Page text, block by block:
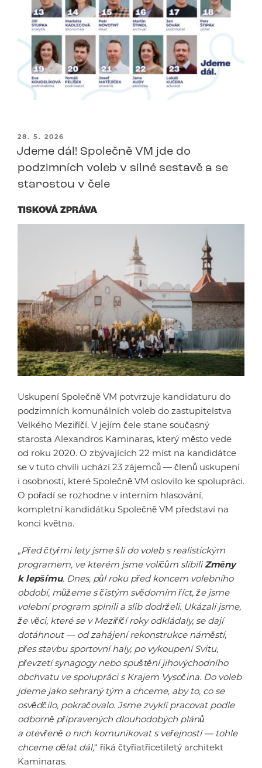
PUBLIKOVÁNO
28. 5. 2026
Jdeme dál! Společně VM jde do
podzimních voleb v silné sestavě a se
starostou v čele
TISKOVÁ ZPRÁVA
Uskupení Společně VM potvrzuje kandidaturu do
podzimních komunálních voleb do zastupitelstva
Velkého Meziříčí. V jejím čele stane současný
starosta Alexandros Kaminaras, který město vede
od roku 2020. O zbývajících 22 míst na kandidátce
se v tuto chvíli uchází 23 zájemců — členů uskupení
i osobností, které Společně VM oslovilo ke spolupráci.
O pořadí se rozhodne v interním hlasování,
kompletní kandidátku Společně VM představí na
konci května.
„Před čtyřmi lety jsme šli do voleb s realistickým
programem, ve kterém jsme voličům slíbiliZměny
k lepšímu. Dnes, půl roku před koncem volebního
období, můžeme s čistým svědomím říct, že jsme
volební program splnili a slib dodrželi. Ukázali jsme,
že věci, které se v Meziříčí roky odkládaly, se dají
dotáhnout — od zahájení rekonstrukce náměstí,
přes stavbu sportovní haly, po vykoupení Svitu,
převzetí synagogy nebo spuštění jihovýchodního
obchvatu ve spolupráci s Krajem Vysočina. Do voleb
jdeme jako sehraný tým a chceme, aby to, co se
osvědčilo, pokračovalo. Jsme zvyklí pracovat podle
odborně připravených dlouhodobých plánů
a otevřeně o nich komunikovat s veřejností — tohle
chceme dělat dál,“ říká čtyřiatřicetiletý architekt
Kaminaras.